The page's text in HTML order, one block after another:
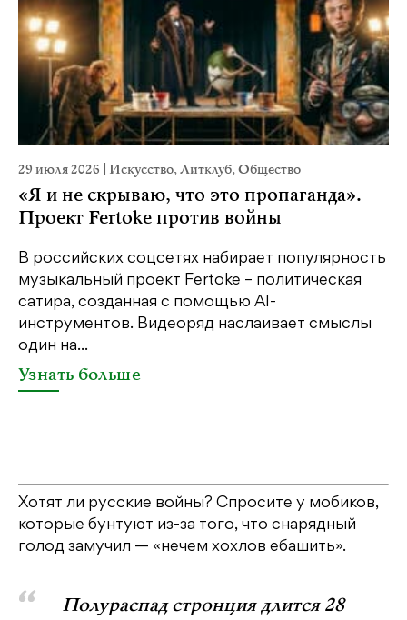
29 июля 2026 Искусство,Литклуб,Общество
«Я и не скрываю, что это пропаганда».
Проект Fertoke против войны
В российских соцсетях набирает популярность
музыкальный проект Fertoke – политическая
сатира, созданная с помощью AI-
инструментов. Видеоряд наслаивает смыслы
один на...
Узнать больше
Хотят ли русские войны? Спросите у мобиков,
которые бунтуют из-за того, что снарядный
голод замучил — «нечем хохлов ебашить».
Полураспад стронция длится 28